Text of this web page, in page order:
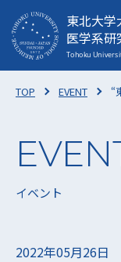
東北大学
医学系研
TOP EVENT “
イベント
2022年05月26日